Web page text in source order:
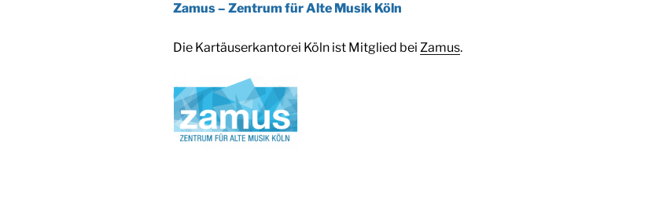
Zamus – Zentrum für Alte Musik Köln
Die Kartäuserkantorei Köln ist Mitglied bei Zamus.